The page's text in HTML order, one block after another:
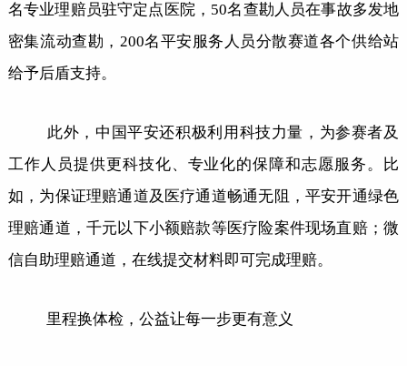
名专业理赔员驻守定点医院，50名查勘人员在事故多发地
密集流动查勘，200名平安服务人员分散赛道各个供给站
给予后盾支持。
此外，中国平安还积极利用科技力量，为参赛者及
工作人员提供更科技化、专业化的保障和志愿服务。比
如，为保证理赔通道及医疗通道畅通无阻，平安开通绿色
理赔通道，千元以下小额赔款等医疗险案件现场直赔；微
信自助理赔通道，在线提交材料即可完成理赔。
里程换体检，公益让每一步更有意义